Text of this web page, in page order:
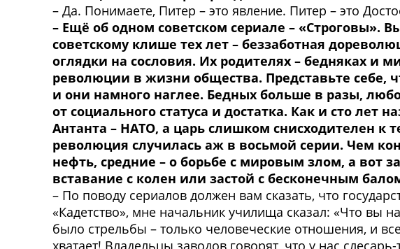
– Да. Понимаете, Питер – это явление. Питер – это
– Ещё об одном советском сериале – «Строговы».
советскому клише тех лет – беззаботная
оглядки на сословия. Их родителях – бедняках и
революции в жизни общества. Представьте себе,
и они намного наглее. Бедных больше в разы,
от социального статуса и достатка. Как и сто лет
Антанта – НАТО, а царь слишком снисходителен к
революция случилась аж в восьмой серии. Чем
нефть, средние – о борьбе с мировым злом, а вот
вставание с колен или застой с бесконечным
– По поводу сериалов должен вам сказать, что
«Кадетство», мне начальник училища сказал: «Что вы
было стрельбы – только человеческие отношения, и
хватает! Владельцы заводов говорят, что у нас